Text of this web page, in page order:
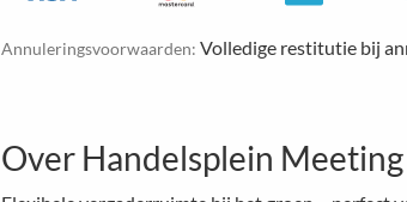
Annuleringsvoorwaarden: Volledige restitutie bij
Over Handelsplein